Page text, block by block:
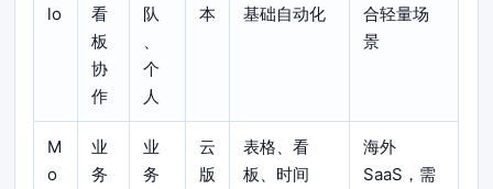
lo
看
板
协
作
队
、
个
人
本
基础自动化
合轻量场
景
M
o
业
务
业
务
云
版
表格、看
板、时间
海外
SaaS，需